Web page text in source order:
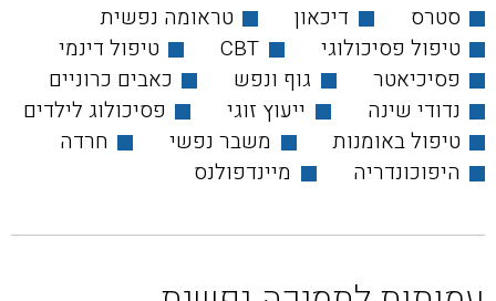
סטרס דיכאון
טראומה נפשית
טיפול פסיכולוגי
CBT
טיפול דינמי
פסיכיאטר
גוף ונפש
כאבים כרוניים
נדודי שינה
ייעוץ זוגי
פסיכולוג לילדים
טיפול באומנות
משבר נפשי
חרדה
היפוכונדריה
מיינדפולנס